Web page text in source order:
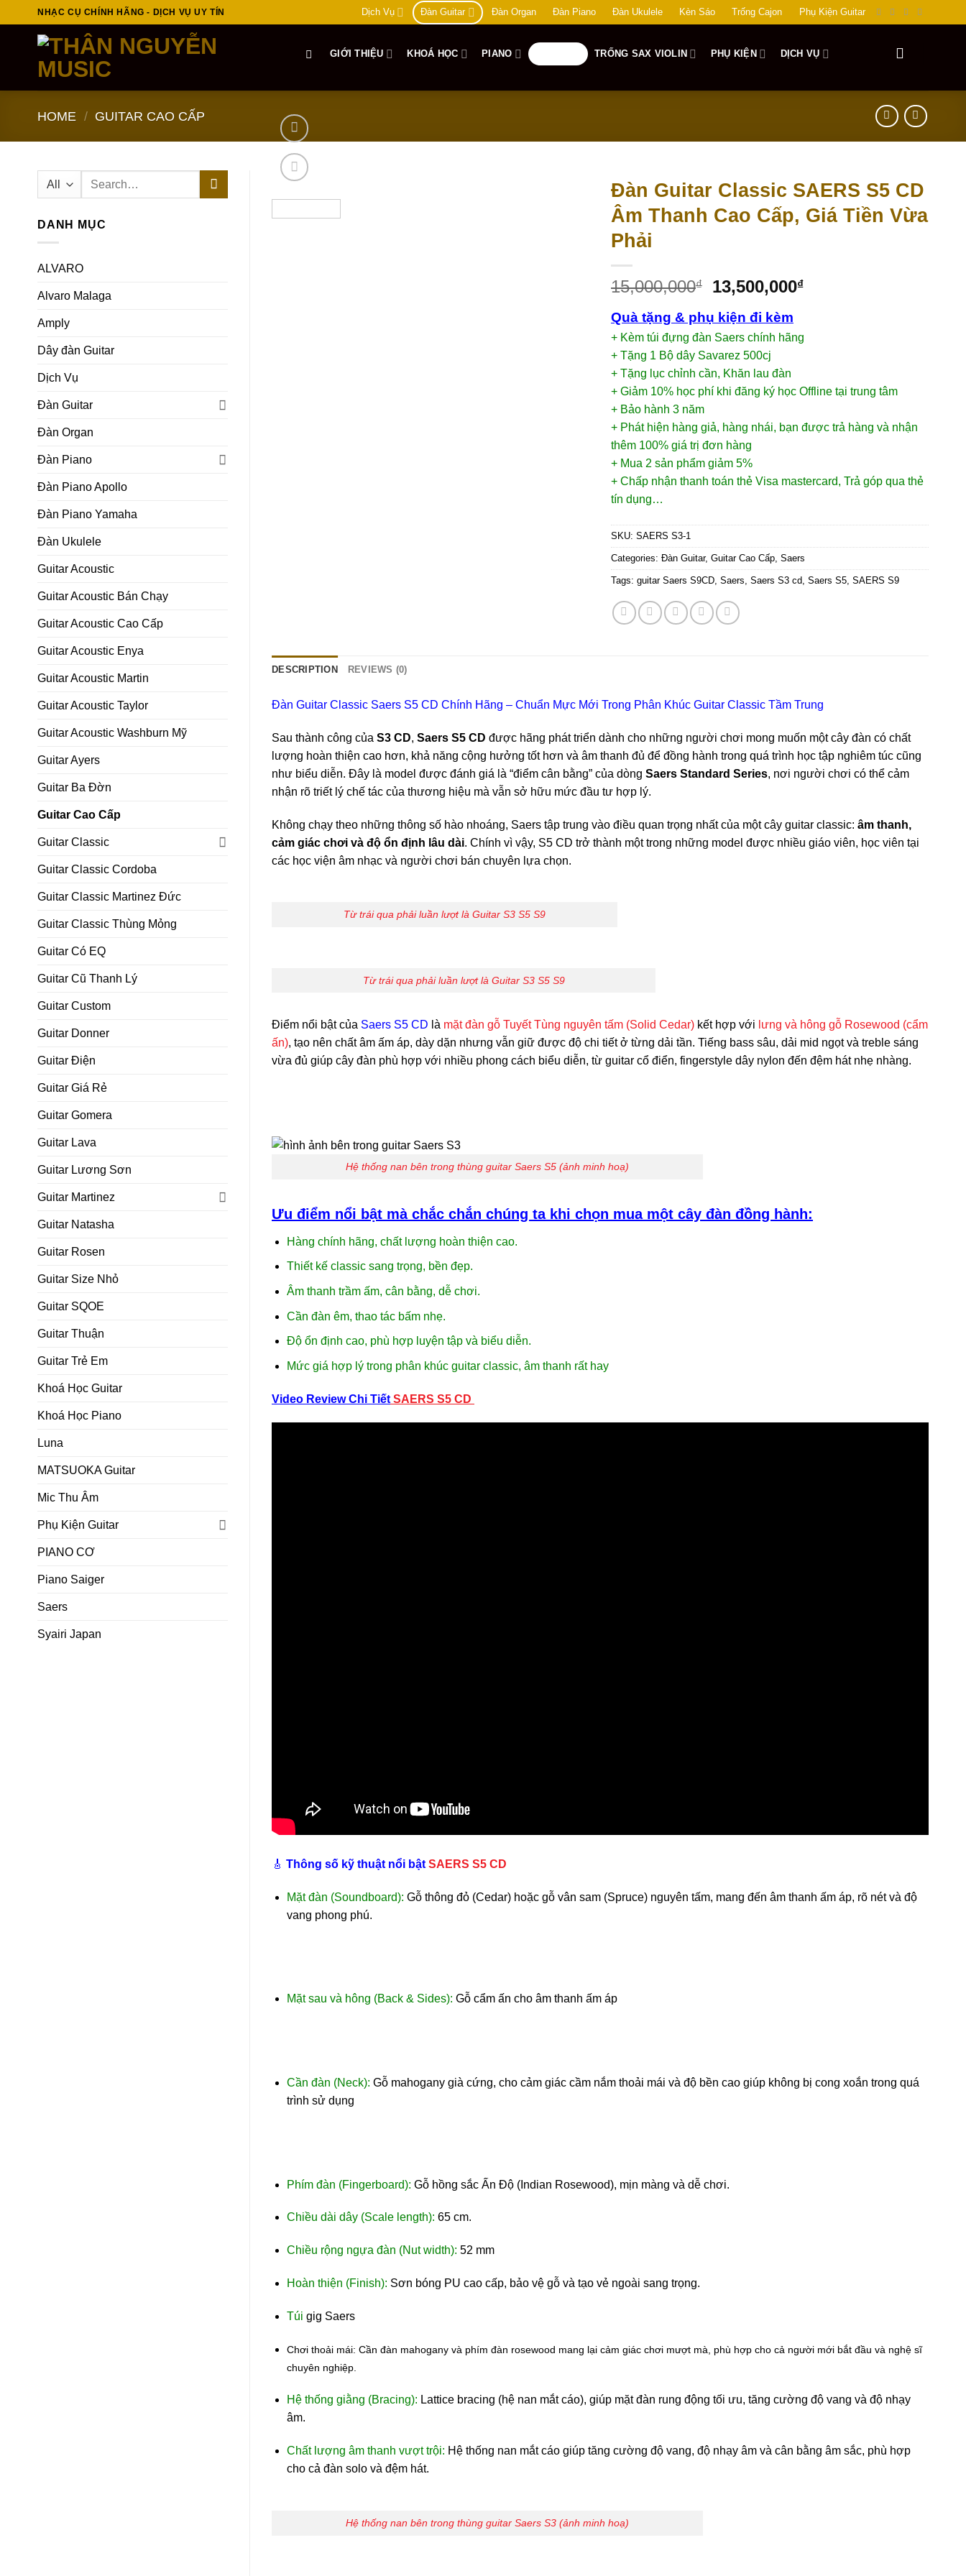
to
NHẠC CỤ CHÍNH HÃNG - DỊCH VỤ UY TÍN Dịch Vụ Đàn Guitar Đàn Organ Đàn Piano Đàn Ukulele Kèn Sáo Trống Cajon Phụ Kiện Guitar
GIỚI THIỆU KHOÁ HỌC PIANO TRỐNG SAX VIOLIN PHỤ KIỆN DỊCH VỤ
HOME / GUITAR CAO CẤP
Search
DANH MỤC
ALVARO
Alvaro Malaga
Amply
Dây đàn Guitar
Dịch Vụ
Đàn Guitar
Đàn Organ
Đàn Piano
Đàn Piano Apollo
Đàn Piano Yamaha
Đàn Ukulele
Guitar Acoustic
Guitar Acoustic Bán Chạy
Guitar Acoustic Cao Cấp
Guitar Acoustic Enya
Guitar Acoustic Martin
Guitar Acoustic Taylor
Guitar Acoustic Washburn Mỹ
Guitar Ayers
Guitar Ba Đờn
Guitar Cao Cấp
Guitar Classic
Guitar Classic Cordoba
Guitar Classic Martinez Đức
Guitar Classic Thùng Mỏng
Guitar Có EQ
Guitar Cũ Thanh Lý
Guitar Custom
Guitar Donner
Guitar Điện
Guitar Giá Rẻ
Guitar Gomera
Guitar Lava
Guitar Lương Sơn
Guitar Martinez
Guitar Natasha
Guitar Rosen
Guitar Size Nhỏ
Guitar SQOE
Guitar Thuận
Guitar Trẻ Em
Khoá Học Guitar
Khoá Học Piano
Luna
MATSUOKA Guitar
Mic Thu Âm
Phụ Kiện Guitar
PIANO CƠ
Piano Saiger
Saers
Syairi Japan
Đàn Guitar Classic SAERS S5 CD
Âm Thanh Cao Cấp, Giá Tiền Vừa
Phải
15,000,000₫ 13,500,000₫
Quà tặng & phụ kiện đi kèm
+ Kèm túi đựng đàn Saers chính hãng
+ Tặng 1 Bộ dây Savarez 500cj
+ Tặng lục chỉnh cần, Khăn lau đàn
+ Giảm 10% học phí khi đăng ký học Offline tại trung tâm
+ Bảo hành 3 năm
+ Phát hiện hàng giả, hàng nhái, bạn được trả hàng và nhận
thêm 100% giá trị đơn hàng
+ Mua 2 sản phẩm giảm 5%
+ Chấp nhận thanh toán thẻ Visa mastercard, Trả góp qua thẻ
tín dụng…
SKU: SAERS S3-1
Categories: Đàn Guitar, Guitar Cao Cấp, Saers
Tags: guitar Saers S9CD, Saers, Saers S3 cd, Saers S5, SAERS S9
DESCRIPTION REVIEWS (0)
Đàn Guitar Classic Saers S5 CD Chính Hãng – Chuẩn Mực Mới Trong Phân Khúc Guitar Classic Tầm Trung
Sau thành công của S3 CD, Saers S5 CD được hãng phát triển dành cho những người chơi mong muốn một cây đàn có chất
lượng hoàn thiện cao hơn, khả năng cộng hưởng tốt hơn và âm thanh đủ để đồng hành trong quá trình học tập nghiêm túc cũng
như biểu diễn. Đây là model được đánh giá là “điểm cân bằng” của dòng Saers Standard Series, nơi người chơi có thể cảm
nhận rõ triết lý chế tác của thương hiệu mà vẫn sở hữu mức đầu tư hợp lý.
Không chạy theo những thông số hào nhoáng, Saers tập trung vào điều quan trọng nhất của một cây guitar classic: âm thanh,
cảm giác chơi và độ ổn định lâu dài. Chính vì vậy, S5 CD trở thành một trong những model được nhiều giáo viên, học viên tại
các học viện âm nhạc và người chơi bán chuyên lựa chọn.
Từ trái qua phải luần lượt là Guitar S3 S5 S9
Từ trái qua phải luần lượt là Guitar S3 S5 S9
Điểm nổi bật của Saers S5 CD là mặt đàn gỗ Tuyết Tùng nguyên tấm (Solid Cedar) kết hợp với lưng và hông gỗ Rosewood (cẩm
ấn), tạo nên chất âm ấm áp, dày dặn nhưng vẫn giữ được độ chi tiết ở từng dải tần. Tiếng bass sâu, dải mid ngọt và treble sáng
vừa đủ giúp cây đàn phù hợp với nhiều phong cách biểu diễn, từ guitar cổ điển, fingerstyle dây nylon đến đệm hát nhẹ nhàng.
Hệ thống nan bên trong thùng guitar Saers S5 (ảnh minh hoạ)
Ưu điểm nổi bật mà chắc chắn chúng ta khi chọn mua một cây đàn đồng hành:
Hàng chính hãng, chất lượng hoàn thiện cao.
Thiết kế classic sang trọng, bền đẹp.
Âm thanh trầm ấm, cân bằng, dễ chơi.
Cần đàn êm, thao tác bấm nhẹ.
Độ ổn định cao, phù hợp luyện tập và biểu diễn.
Mức giá hợp lý trong phân khúc guitar classic, âm thanh rất hay
Video Review Chi Tiết SAERS S5 CD
🎸 Thông số kỹ thuật nổi bật SAERS S5 CD
Mặt đàn (Soundboard): Gỗ thông đỏ (Cedar) hoặc gỗ vân sam (Spruce) nguyên tấm, mang đến âm thanh ấm áp, rõ nét và độ
vang phong phú.
Mặt sau và hông (Back & Sides): Gỗ cẩm ấn cho âm thanh ấm áp
Cần đàn (Neck): Gỗ mahogany già cứng, cho cảm giác cầm nắm thoải mái và độ bền cao giúp không bị cong xoắn trong quá
trình sử dụng
Phím đàn (Fingerboard): Gỗ hồng sắc Ấn Độ (Indian Rosewood), mịn màng và dễ chơi.
Chiều dài dây (Scale length): 65 cm.
Chiều rộng ngựa đàn (Nut width): 52 mm
Hoàn thiện (Finish): Sơn bóng PU cao cấp, bảo vệ gỗ và tạo vẻ ngoài sang trọng.
Túi gig Saers
Chơi thoải mái: Cần đàn mahogany và phím đàn rosewood mang lại cảm giác chơi mượt mà, phù hợp cho cả người mới bắt đầu và nghệ sĩ
chuyên nghiệp.
Hệ thống giằng (Bracing): Lattice bracing (hệ nan mắt cáo), giúp mặt đàn rung động tối ưu, tăng cường độ vang và độ nhạy
âm.
Chất lượng âm thanh vượt trội: Hệ thống nan mắt cáo giúp tăng cường độ vang, độ nhạy âm và cân bằng âm sắc, phù hợp
cho cả đàn solo và đệm hát.
Hệ thống nan bên trong thùng guitar Saers S3 (ảnh minh hoạ)